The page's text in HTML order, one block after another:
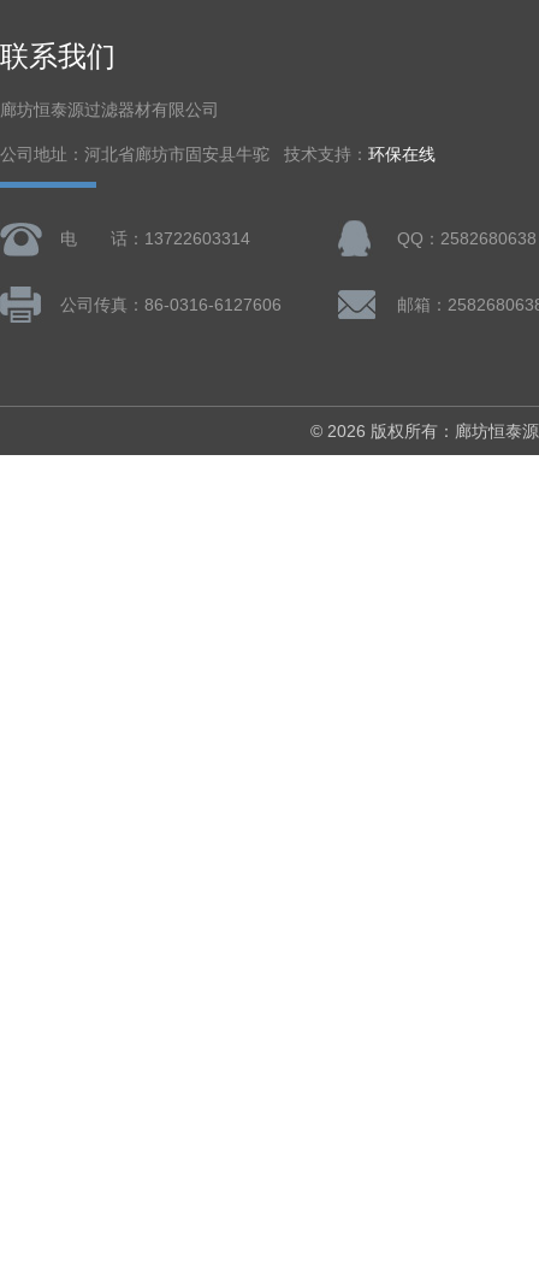
联系我们
廊坊恒泰源过滤器材有限公司
公司地址：河北省廊坊市固安县牛驼 技术支持： 环保在线
电 话：13722603314 QQ：2582680638
公司传真：86-0316-6127606 邮箱：
© 2026 版权所有：廊坊恒泰